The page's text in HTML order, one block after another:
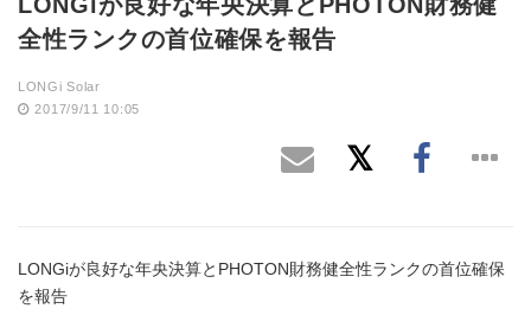
全性ランクの首位確保を報告
LONGi Solar
2017/9/11 10:05
LONGiが良好な年央決算とPHOTON財務健全性ランクの首位確保
を報告